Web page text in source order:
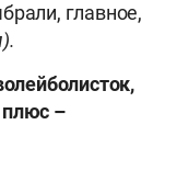
главное,
плюс –